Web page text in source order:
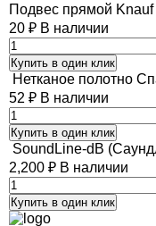
Подвес прямой
20 ₽ В наличии
Купить в один клик
Нетканое полотно
52 ₽ В наличии
Купить в один клик
SoundLine-dB
2,200 ₽ В наличии
Купить в один клик